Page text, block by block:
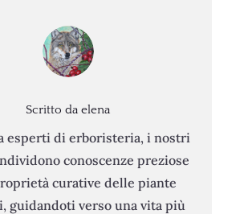
Scritto da elena
esperti di erboristeria, i nostri
conoscenze preziose
curative delle piante
guidandoti verso una vita più